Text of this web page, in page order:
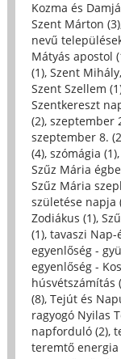
Kozma és
Szent Márton (3)
nevű
Mátyás apostol
(1), Szent
Szent Szellem
Szentkereszt
(2), szeptember
szeptember 8.
(4), szómágia (1),
Szűz Mária
Szűz Mária
születése napja
Zodiákus (1),
(1), tavaszi Nap-
egyenlőség -
egyenlőség -
húsvétszámítás
(8), Tejút és
ragyogó Nyilas
napforduló (2),
teremtő energia